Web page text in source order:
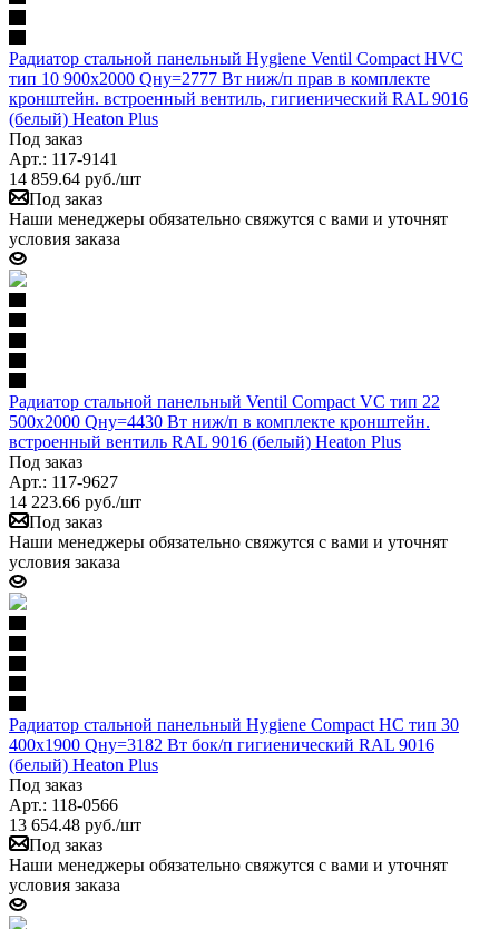
Радиатор стальной панельный Hygiene Ventil Compact HVC
тип 10 900х2000 Qну=2777 Вт ниж/п прав в комплекте
кронштейн. встроенный вентиль, гигиенический RAL 9016
(белый) Heaton Plus
Под заказ
Арт.: 117-9141
14 859.64 руб./шт
Под заказ
Наши менеджеры обязательно свяжутся с вами и уточнят
условия заказа
Радиатор стальной панельный Ventil Compact VC тип 22
500х2000 Qну=4430 Вт ниж/п в комплекте кронштейн.
встроенный вентиль RAL 9016 (белый) Heaton Plus
Под заказ
Арт.: 117-9627
14 223.66 руб./шт
Под заказ
Наши менеджеры обязательно свяжутся с вами и уточнят
условия заказа
Радиатор стальной панельный Hygiene Compact HC тип 30
400х1900 Qну=3182 Вт бок/п гигиенический RAL 9016
(белый) Heaton Plus
Под заказ
Арт.: 118-0566
13 654.48 руб./шт
Под заказ
Наши менеджеры обязательно свяжутся с вами и уточнят
условия заказа